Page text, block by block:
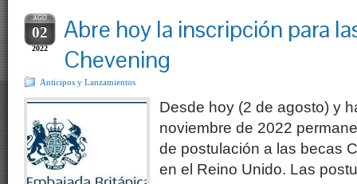
AGO
02
2022
Abre hoy la inscripción para
Chevening
Anticipos y Lanzamientos
Desde hoy (2 de agosto) y
noviembre de 2022
de postulación a las becas
en el Reino Unido. Las